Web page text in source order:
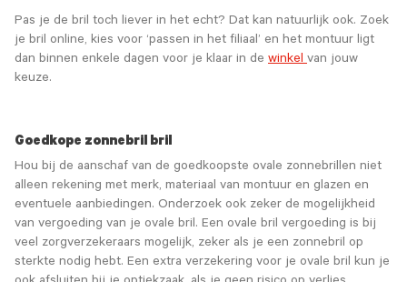
Pas je de bril toch liever in het echt? Dat kan natuurlijk ook. Zoek
je bril online, kies voor ‘passen in het filiaal’ en het montuur ligt
dan binnen enkele dagen voor je klaar in de winkelvan jouw
keuze.
Goedkope zonnebril bril
Hou bij de aanschaf van de goedkoopste ovale zonnebrillen niet
alleen rekening met merk, materiaal van montuur en glazen en
eventuele aanbiedingen. Onderzoek ook zeker de mogelijkheid
van vergoeding van je ovale bril. Een ovale bril vergoeding is bij
veel zorgverzekeraars mogelijk, zeker als je een zonnebril op
sterkte nodig hebt. Een extra verzekering voor je ovale bril kun je